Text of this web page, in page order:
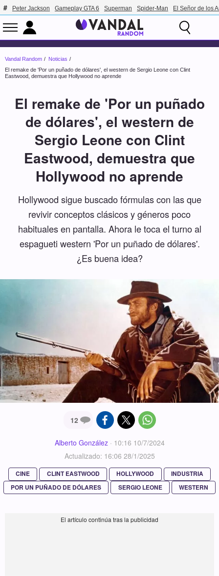
Peter Jackson Gameplay GTA 6 Superman Spider-Man El Señor de los
Vandal Random
Noticias
El remake de 'Por un puñado de dólares', el western de Sergio Leone con Clint
Eastwood, demuestra que Hollywood no aprende
El remake de 'Por un puñado
de dólares', el western de
Sergio Leone con Clint
Eastwood, demuestra que
Hollywood no aprende
Hollywood sigue buscado fórmulas con las que
revivir conceptos clásicos y géneros poco
habituales en pantalla. Ahora le toca el turno al
espagueti western 'Por un puñado de dólares'.
¿Es buena idea?
12
Alberto González· 10:16 10/7/2024
Actualizado: 16:06 28/1/2025
CINE CLINT EASTWOOD HOLLYWOOD
INDUSTRIA
POR UN PUÑADO DE DÓLARES
SERGIO LEONE WESTERN